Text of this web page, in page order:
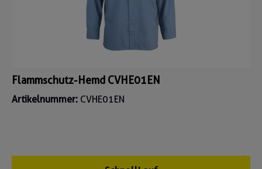
Flammschutz-Hemd CVHE01EN
Artikelnummer: CVHE01EN